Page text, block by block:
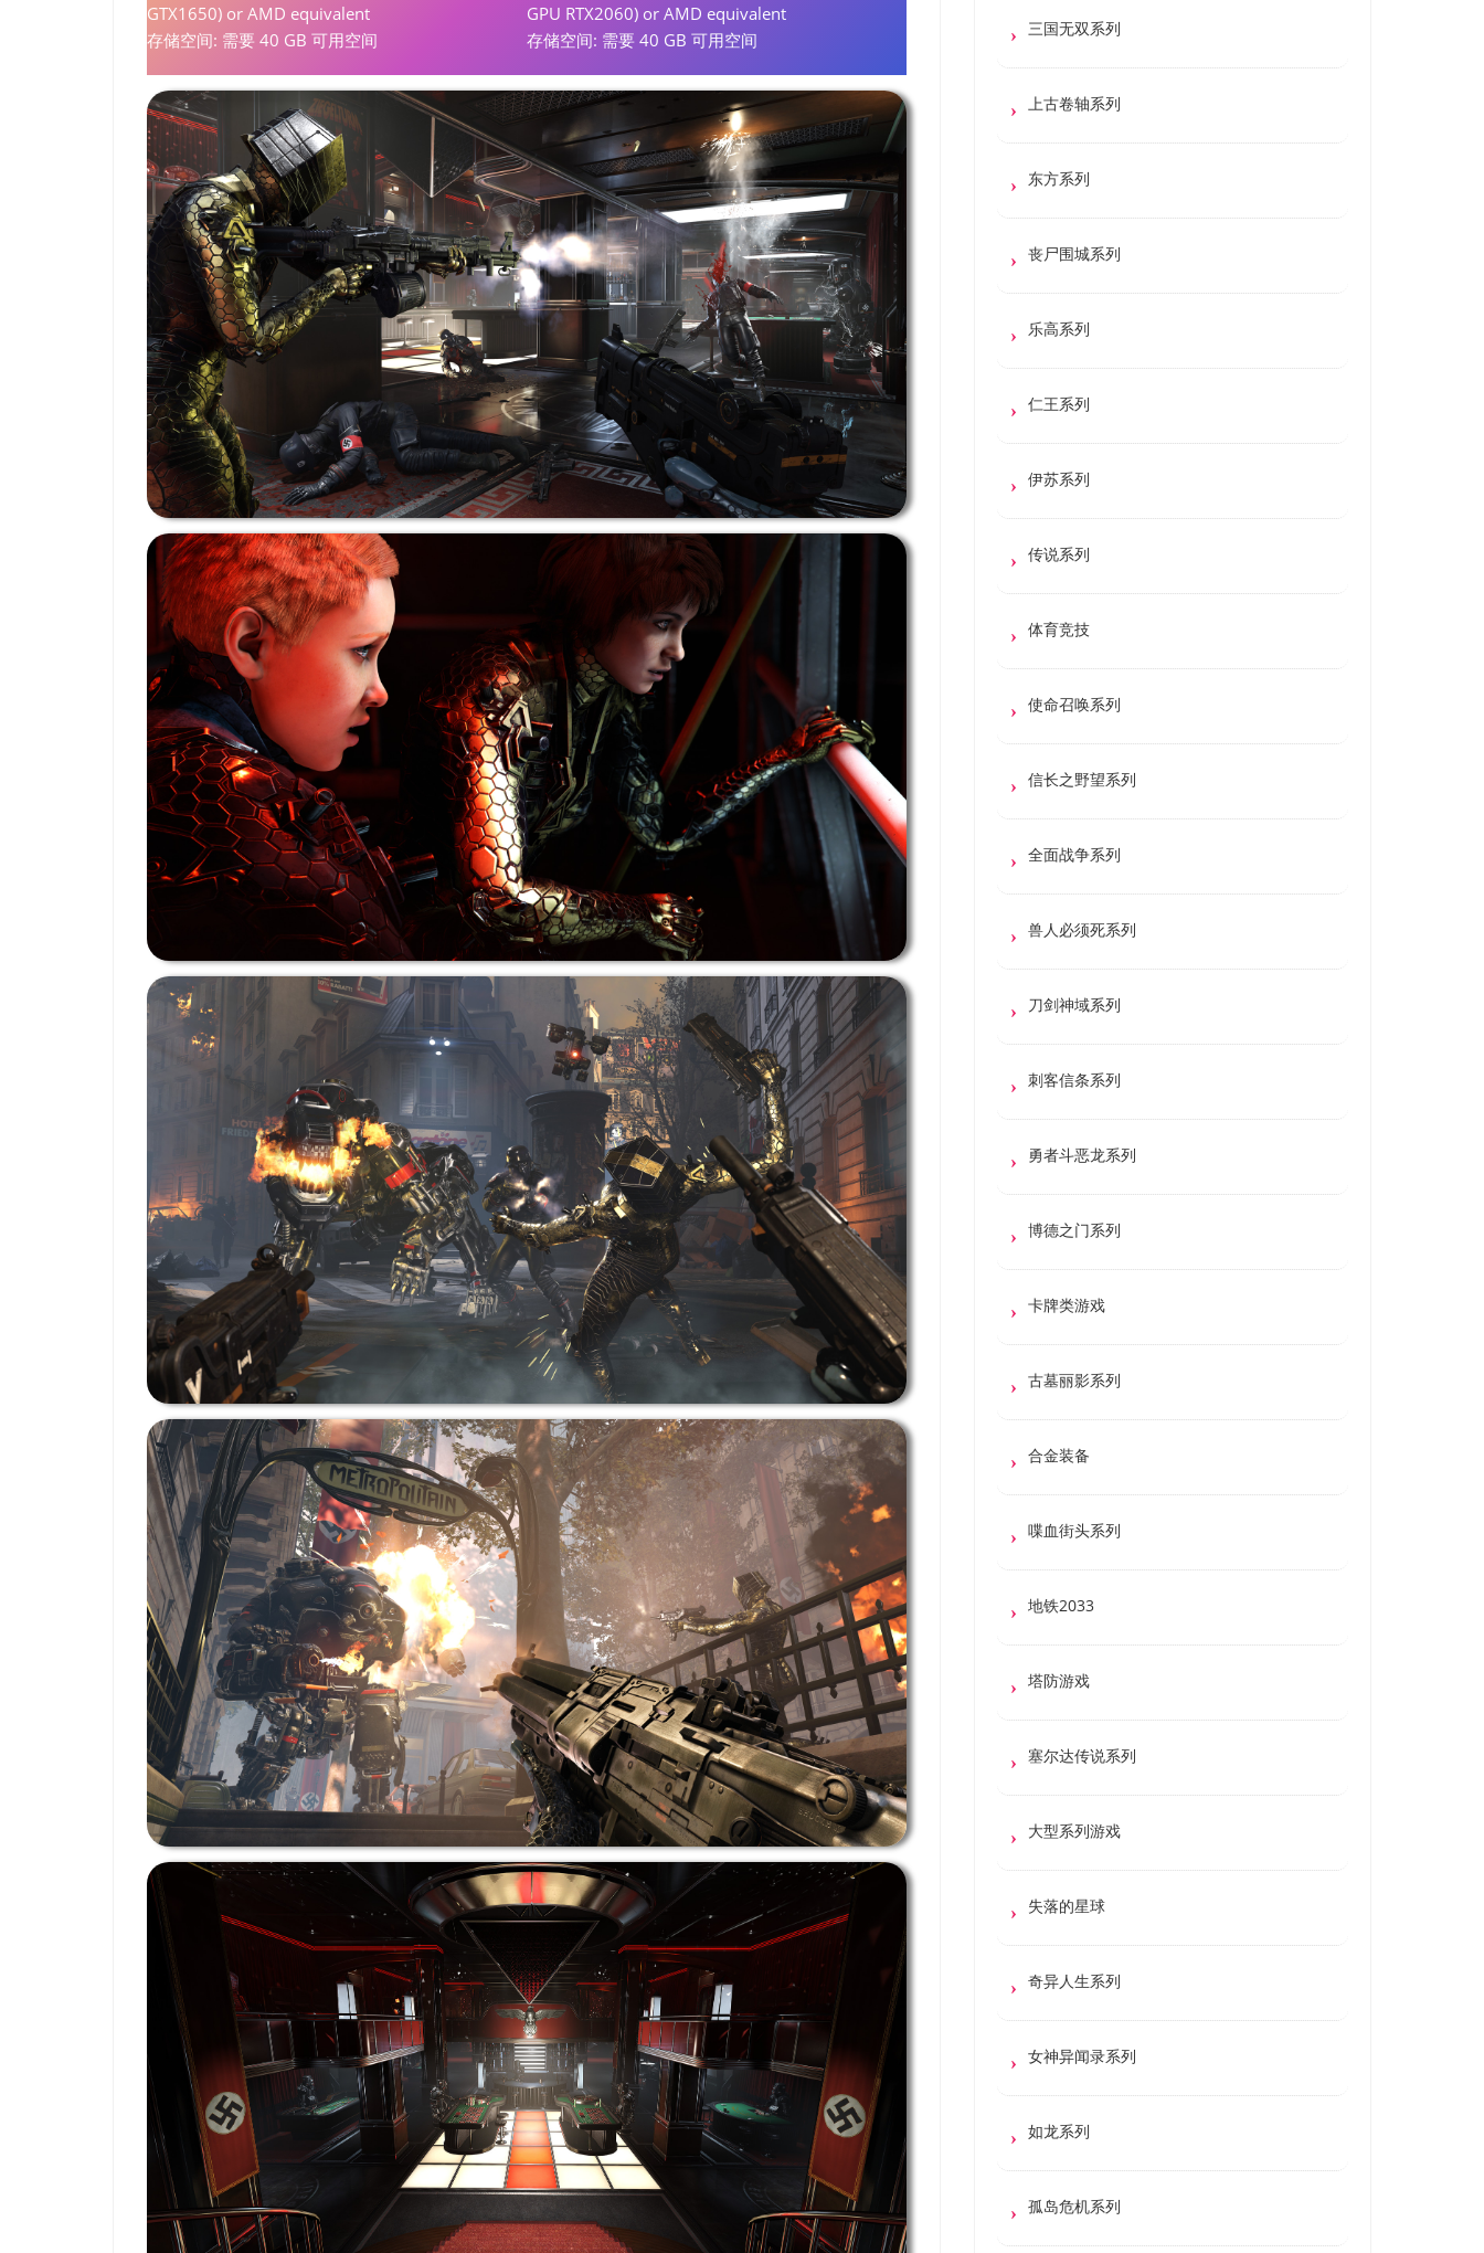
GTX1650) or AMD equivalent
存储空间: 需要 40 GB 可用空间
GPU RTX2060) or AMD equivalent
存储空间: 需要 40 GB 可用空间
三国无双系列
上古卷轴系列
东方系列
丧尸围城系列
乐高系列
仁王系列
伊苏系列
传说系列
体育竞技
使命召唤系列
信长之野望系列
全面战争系列
兽人必须死系列
刀剑神域系列
刺客信条系列
勇者斗恶龙系列
博德之门系列
卡牌类游戏
古墓丽影系列
合金装备
喋血街头系列
地铁2033
塔防游戏
塞尔达传说系列
大型系列游戏
失落的星球
奇异人生系列
女神异闻录系列
如龙系列
孤岛危机系列